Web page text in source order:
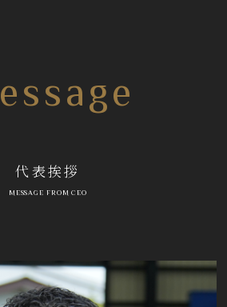
代表挨拶
MESSAGE FROM CEO